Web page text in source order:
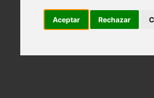
Aceptar Rechazar